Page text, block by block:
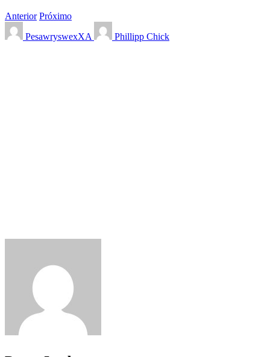
Anterior Próximo
PesawryswexXA
Phillipp Chick